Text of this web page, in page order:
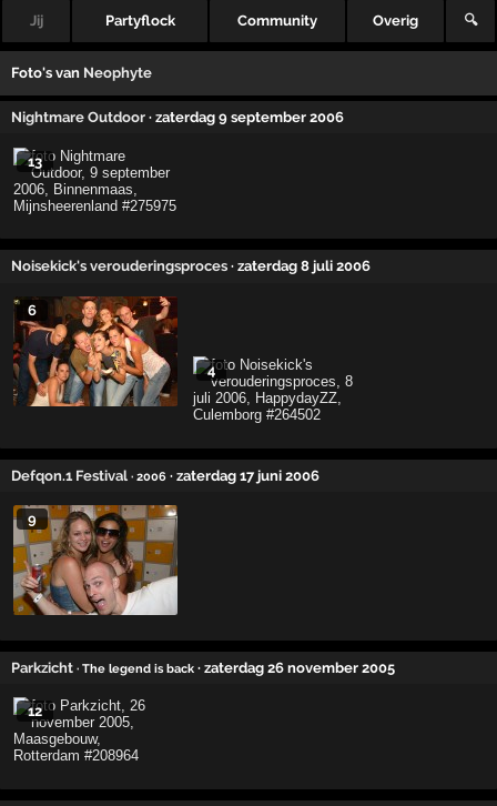
Jij Partyflock Community Overig 🔍
Foto's van Neophyte
Nightmare Outdoor · zaterdag 9 september 2006
13
Noisekick's verouderingsproces · zaterdag 8 juli 2006
6
4
Defqon.1 Festival · 2006 · zaterdag 17 juni 2006
9
Parkzicht · The legend is back · zaterdag 26 november 2005
12